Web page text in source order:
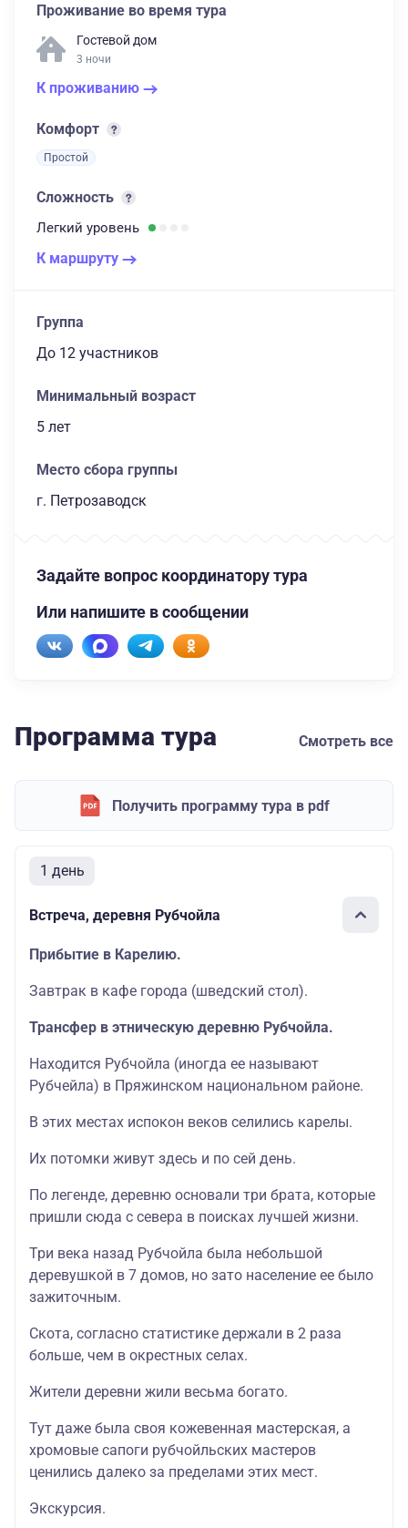
Проживание во время тура
Гостевой дом
3 ночи
К проживанию
Комфорт
Простой
Сложность
Легкий уровень
К маршруту
Группа
до 12 участников
Минимальный возраст
5 лет
Место сбора группы
г. Петрозаводск
Задайте вопрос координатору тура
Или напишите в сообщении
Программа тура Смотреть все
Получить программу тура в pdf
1 день
Встреча, деревня Рубчойла
Прибытие в Карелию.
Завтрак в кафе города (шведский стол).
Трансфер в этническую деревню Рубчойла.
Находится Рубчойла (иногда ее называют
Рубчейла) в Пряжинском национальном районе.
В этих местах испокон веков селились карелы.
Их потомки живут здесь и по сей день.
По легенде, деревню основали три брата, которые
пришли сюда с севера в поисках лучшей жизни.
Три века назад Рубчойла была небольшой
деревушкой в 7 домов, но зато население ее было
зажиточным.
Скота, согласно статистике держали в 2 раза
больше, чем в окрестных селах.
Жители деревни жили весьма богато.
Тут даже была своя кожевенная мастерская, а
хромовые сапоги рубчойльских мастеров
ценились далеко за пределами этих мест.
Экскурсия.